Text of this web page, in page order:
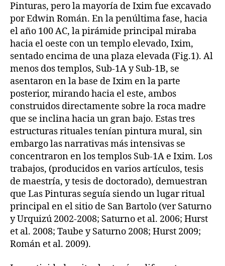
Pinturas, pero la mayoría de Ixim fue excavado
por Edwin Román. En la penúltima fase, hacia
el año 100 AC, la pirámide principal miraba
hacia el oeste con un templo elevado, Ixim,
sentado encima de una plaza elevada (Fig.1). Al
menos dos templos, Sub-1A y Sub-1B, se
asentaron en la base de Ixim en la parte
posterior, mirando hacia el este, ambos
construidos directamente sobre la roca madre
que se inclina hacia un gran bajo. Estas tres
estructuras rituales tenían pintura mural, sin
embargo las narrativas más intensivas se
concentraron en los templos Sub-1A e Ixim. Los
trabajos, (producidos en varios artículos, tesis
de maestría, y tesis de doctorado), demuestran
que Las Pinturas seguía siendo un lugar ritual
principal en el sitio de San Bartolo (ver Saturno
y Urquizú 2002-2008; Saturno et al. 2006; Hurst
et al. 2008; Taube y Saturno 2008; Hurst 2009;
Román et al. 2009).